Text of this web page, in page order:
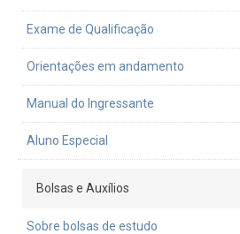
Exame de Qualificação
Orientações em andamento
Manual do Ingressante
Aluno Especial
Bolsas e Auxílios
Sobre bolsas de estudo